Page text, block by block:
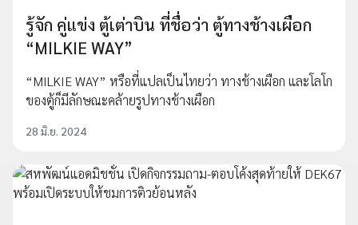
รู้จัก คู่แข่ง ตู้เต่าบิน ที่ชื่อว่า ตู้ทางช้างเผือก
“MILKIE WAY”
“MILKIE WAY” หรือที่แปลเป็นไทยว่า ทางช้างเผือก และโลโก
ของตู้ก็มีลักษณะคล้ายรูปทางช้างเผือก
28 มิ.ย. 2024